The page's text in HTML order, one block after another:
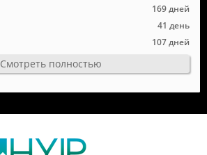
169 дней
41 день
107 дней
Смотреть полностью